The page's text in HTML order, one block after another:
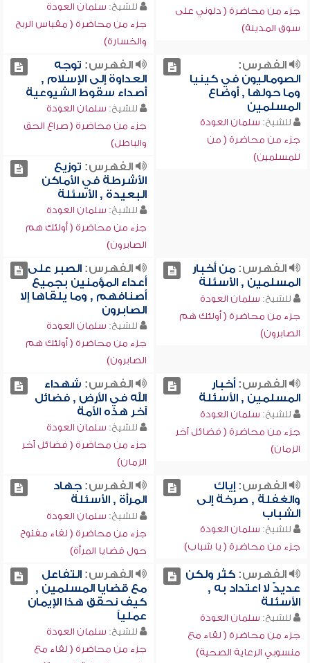
جزء من محاضرة ( دلوني على
سوق المدينة)
للشيخ: سلمان العودة
جزء من محاضرة ( مقياس الربح
والخسارة)
الفهرس:
الصوماليون في كينيا
وما حولها , أوضاع
المسلمين
للشيخ: سلمان العودة
جزء من محاضرة ( من
للمسلمين)
الفهرس: توجه
العداوة إلى الإسلام ,
أصداء سقوط الشيوعية
للشيخ: سلمان العودة
جزء من محاضرة ( صراع الحق
والباطل)
الفهرس: توزيع
الأشرطة في الأماكن
البعيدة , الأسئلة
للشيخ: سلمان العودة
جزء من محاضرة ( أولئك هم
الصابرون)
الفهرس:من أخبار
المسلمين , الأسئلة
للشيخ: سلمان العودة
جزء من محاضرة ( أولئك هم
الصابرون)
الفهرس:الصبر على
أعداء المؤمنين بجميع
أصنافهم , وما يلقاها إلا
الصابرون
للشيخ: سلمان العودة
جزء من محاضرة ( أولئك هم
الصابرون)
الفهرس:أخبار
المسلمين , الأسئلة
للشيخ: سلمان العودة
جزء من محاضرة ( فضائل آخر
الزمان)
الفهرس: شهداء
الله في الأرض , فضائل
آخر هذه الأمة
للشيخ: سلمان العودة
جزء من محاضرة ( فضائل آخر
الزمان)
الفهرس:إياك
والغفلة , صرخة إلى
الشباب
للشيخ: سلمان العودة
جزء من محاضرة ( يا شباب)
الفهرس:جهاد
المرأة , الأسئلة
للشيخ: سلمان العودة
جزء من محاضرة ( لقاء مفتوح
حول قضايا المرأة)
الفهرس:كثر ولكن
عديدٌ لا اعتداد به ,
الأسئلة
للشيخ: سلمان العودة
جزء من محاضرة ( لقاء مع
منسوبي الرعاية الصحية)
الفهرس:التفاعل
مع قضايا المسلمين ,
كيف نحقق هذا الإيمان
عملياً
للشيخ: سلمان العودة
جزء من محاضرة ( لقاء مع